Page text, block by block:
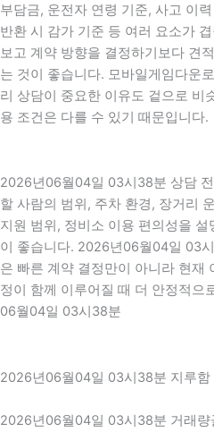
부담금, 운전자 연령 기준, 사고 이
반환 시 감가 기준 등 여러 요소가
보고 계약 방향을 결정하기보다 견
는 것이 좋습니다. 모바일게임다운
리 상담이 중요한 이유도 겉으로 비
용 조건은 다를 수 있기 때문입니다.
2026년06월04일 03시38분 상담
할 사람의 범위, 주차 환경, 장거리
지원 범위, 정비소 이용 편의성을
이 좋습니다. 2026년06월04일 03
은 빠른 계약 결정만이 아니라 현재
정이 함께 이루어질 때 더 안정적으
06월04일 03시38분
2026년06월04일 03시38분 지루함
2026년06월04일 03시38분 거래